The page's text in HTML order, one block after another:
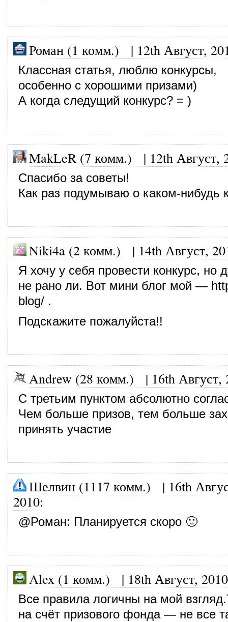
Роман (1 комм.) | 12th Август,
Классная статья, люблю конкурсы,
особенно с хорошими призами)
А когда следущий конкурс? = )
MakLeR (7 комм.) | 12th Август,
Спасибо за советы!
Как раз подумываю о каком-нибудь
Niki4a (2 комм.) | 14th Август,
Я хочу у себя провести конкурс, но
не рано ли. Вот мини блог мой —
blog/ .
Подскажите пожалуйста!!
Andrew (28 комм.) | 16th Август,
С третьим пунктом абсолютно
Чем больше призов, тем больше
принять участие
Шелвин (1117 комм.) | 16th
2010:
@Роман: Планируется скоро 🙂
Alex (1 комм.) | 18th Август, 2010
Все правила логичны на мой
на счёт призового фонда — не все